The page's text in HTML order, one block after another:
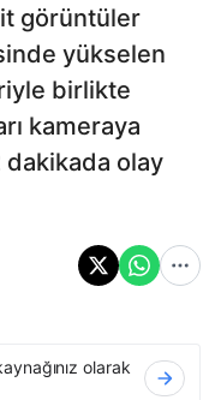
görüntüler
yükselen
birlikte
kameraya
dakikada olay
olarak